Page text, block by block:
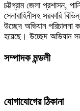
চট্টগ্রাম জেলা প্রশাসন,
সেনাবাহিনীসহ সরকারি
উচ্ছেদ অভিযান
হয়েছে। উচ্ছেদ অভিযান
সম্পাদক মন্ডলী
যোগাযোগের ঠিকানা